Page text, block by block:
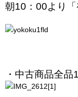
朝10：00より「
・中古商品全品